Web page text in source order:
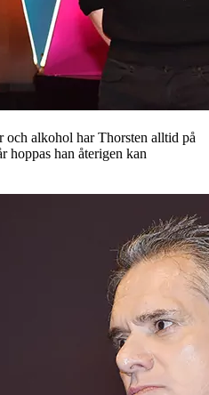
och alkohol har Thorsten alltid på
hoppas han återigen kan